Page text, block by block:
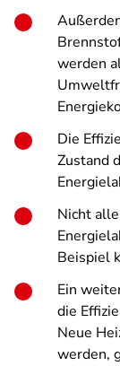
werden
Die
Zustand
Nicht
Beispiel
Ein
die
Neue
werden,